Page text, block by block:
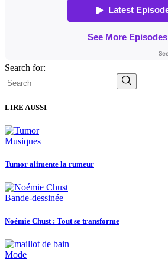
Search for:
LIRE AUSSI
Musiques
Tumor alimente la rumeur
Bande-dessinée
Noémie Chust : Tout se transforme
Mode